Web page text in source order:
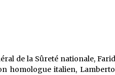
Tradition orale/ D’où
de la Sûreté nationale,
homologue italien,